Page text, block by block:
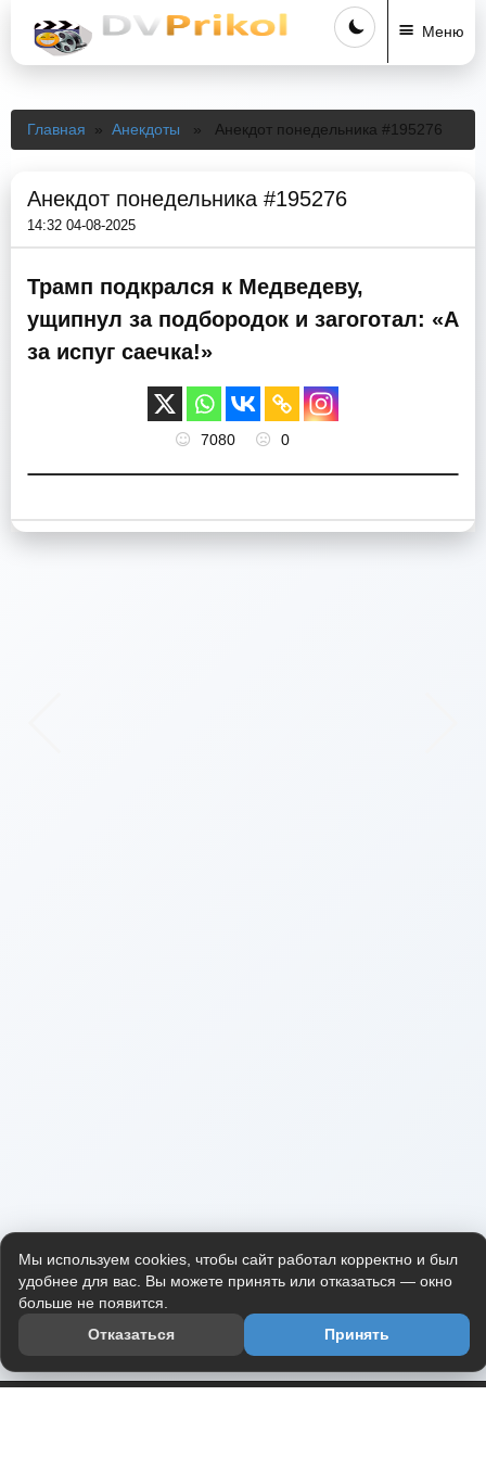
Меню
Главная » Анекдоты » Анекдот понедельника #195276
Анекдот понедельника #195276
14:32 04-08-2025
Трамп подкрался к Медведеву,
ущипнул за подбородок и загоготал: «А
за испуг саечка!»
7080 0
Мы используем cookies, чтобы сайт работал корректно и был
удобнее для вас. Вы можете принять или отказаться — окно
больше не появится.
Отказаться
Принять